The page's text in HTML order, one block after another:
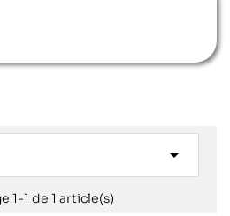

1-1 de 1 article(s)